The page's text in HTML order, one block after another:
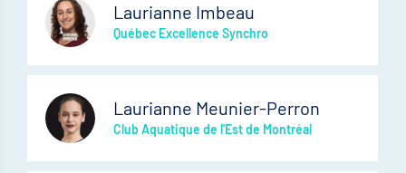
Laurianne Imbeau
Québec Excellence Synchro
Laurianne Meunier-Perron
Club Aquatique de l'Est de Montréal